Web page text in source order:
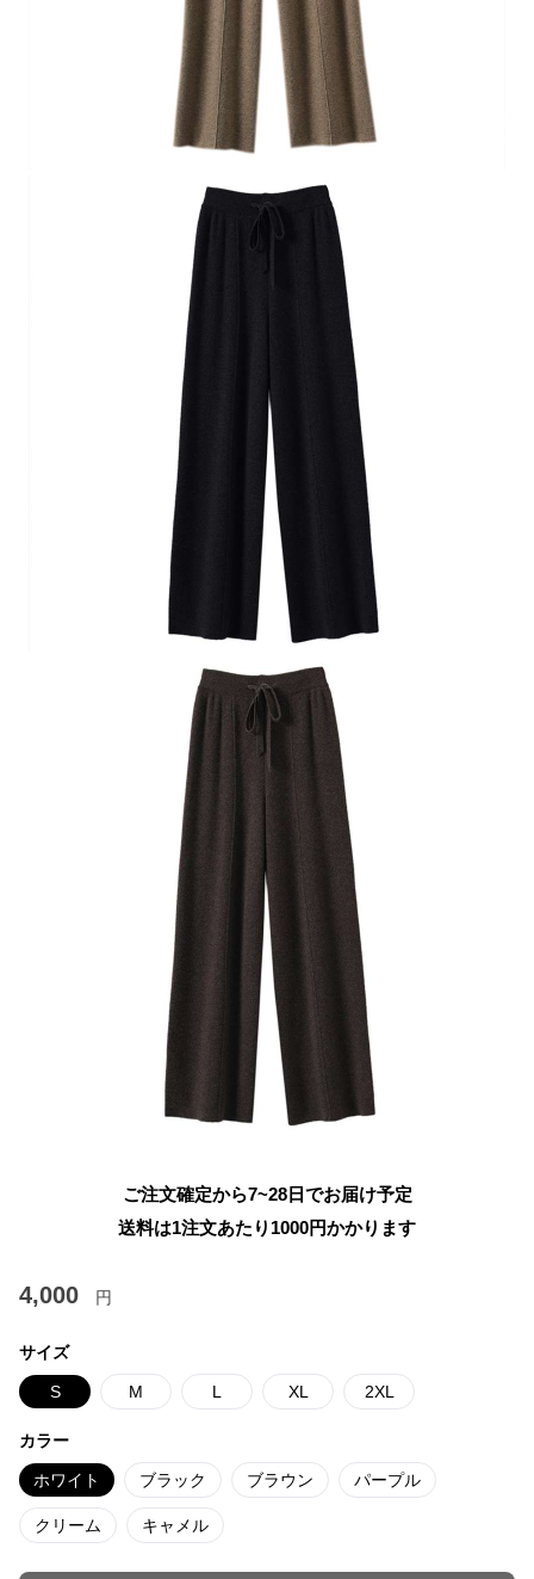
ご注文確定から7~28日でお届け予定
送料は1注文あたり 1000円かかります
4,000 円
サイズ
S M L XL 2XL
カラー
ホワイト ブラック ブラウン パープル
クリーム キャメル